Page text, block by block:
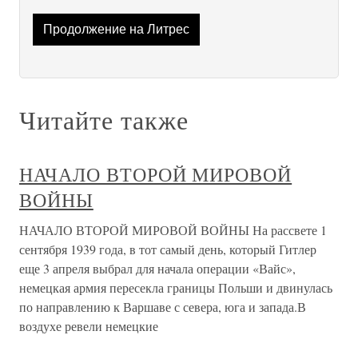
Продолжение на Литрес
Читайте также
НАЧАЛО ВТОРОЙ МИРОВОЙ
ВОЙНЫ
НАЧАЛО ВТОРОЙ МИРОВОЙ ВОЙНЫ На рассвете 1
сентября 1939 года, в тот самый день, который Гитлер
еще 3 апреля выбрал для начала операции «Вайс»,
немецкая армия пересекла границы Польши и двинулась
по направлению к Варшаве с севера, юга и запада.В
воздухе ревели немецкие